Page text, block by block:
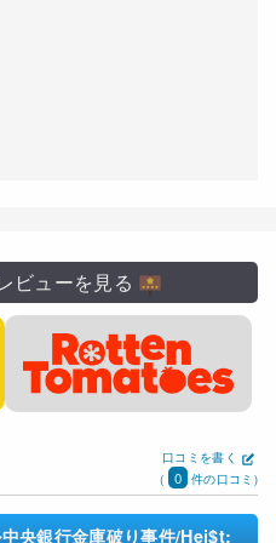
ビューを見る
口コミを書く
(
0 件の口コミ)
央銀行金庫破り事件/Hei$t: